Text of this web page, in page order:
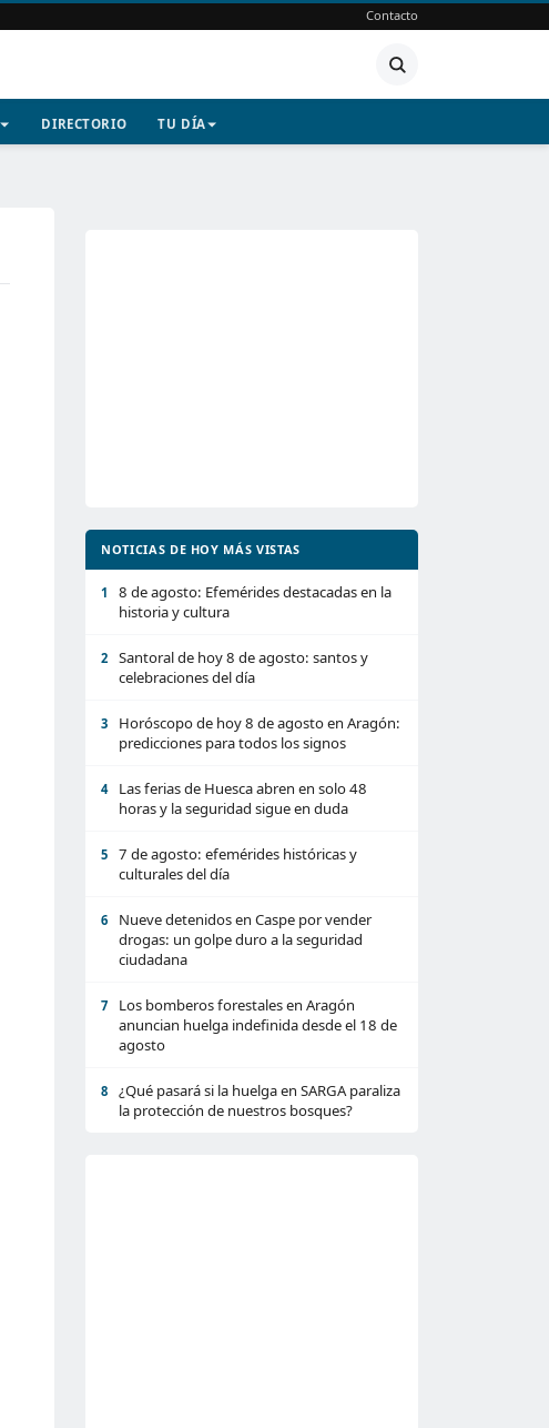
Contacto
DIRECTORIO TU DÍA
NOTICIAS DE HOY MÁS VISTAS
1
8 de agosto: Efemérides destacadas en la
historia y cultura
2
Santoral de hoy 8 de agosto: santos y
celebraciones del día
3
Horóscopo de hoy 8 de agosto en Aragón:
predicciones para todos los signos
4
Las ferias de Huesca abren en solo 48
horas y la seguridad sigue en duda
5
7 de agosto: efemérides históricas y
culturales del día
6
Nueve detenidos en Caspe por vender
drogas: un golpe duro a la seguridad
ciudadana
7
Los bomberos forestales en Aragón
anuncian huelga indefinida desde el 18 de
agosto
8
¿Qué pasará si la huelga en SARGA paraliza
la protección de nuestros bosques?